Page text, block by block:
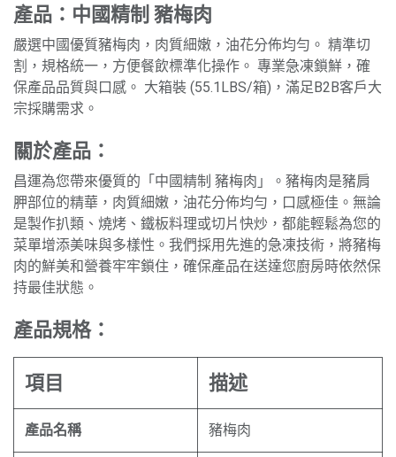
產品：中國精制 豬梅肉
嚴選中國優質豬梅肉，肉質細嫩，油花分佈均勻。 精準切
割，規格統一，方便餐飲標準化操作。 專業急凍鎖鮮，確
保產品品質與口感。 大箱裝 (55.1LBS/箱)，滿足B2B客戶大
宗採購需求。
關於產品：
昌運為您帶來優質的「中國精制 豬梅肉」。豬梅肉是豬肩
胛部位的精華，肉質細嫩，油花分佈均勻，口感極佳。無論
是製作扒類、燒烤、鐵板料理或切片快炒，都能輕鬆為您的
菜單增添美味與多樣性。我們採用先進的急凍技術，將豬梅
肉的鮮美和營養牢牢鎖住，確保產品在送達您廚房時依然保
持最佳狀態。
產品規格：
項目 描述
產品名稱 豬梅肉